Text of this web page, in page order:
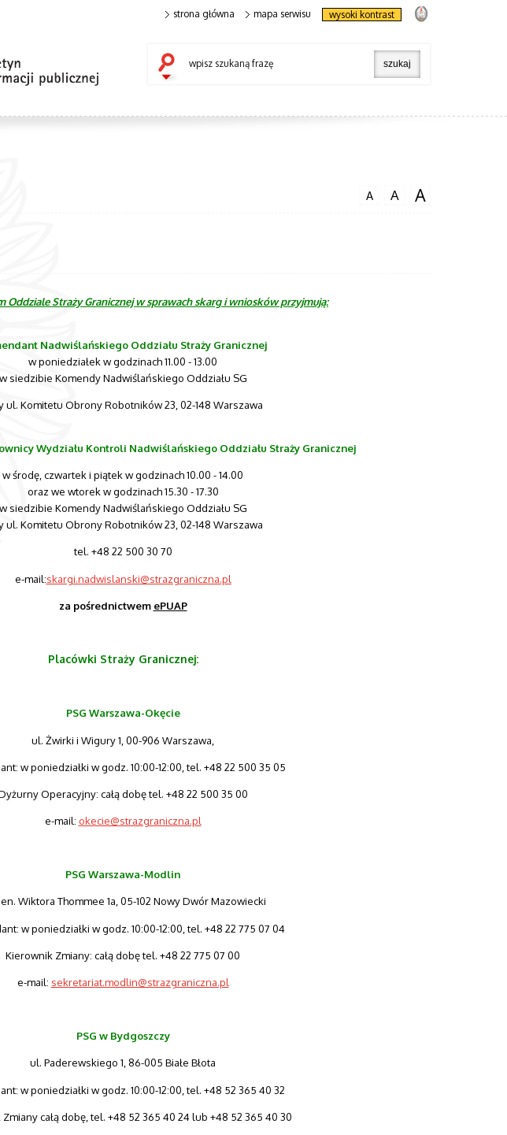
strona główna mapa serwisu wysoki kontrast
wpisz szukaną frazę
A A A
Oddziale Straży Granicznej w sprawach skarg i wniosków przyjmują:
Nadwiślańskiego Oddziału Straży Granicznej
w poniedziałek w godzinach 11.00 - 13.00
w siedzibie Komendy Nadwiślańskiego Oddziału SG
ul. Komitetu Obrony Robotników 23, 02-148 Warszawa
Wydziału Kontroli Nadwiślańskiego Oddziału Straży Granicznej
w środę, czwartek i piątek w godzinach 10.00 - 14.00
oraz we wtorek w godzinach 15.30 - 17.30
w siedzibie Komendy Nadwiślańskiego Oddziału SG
ul. Komitetu Obrony Robotników 23, 02-148 Warszawa
tel. +48 22 500 30 70
e-mail:skargi.nadwislanski@strazgraniczna.pl
za pośrednictwem ePUAP
Placówki Straży Granicznej:
PSG Warszawa-Okęcie
ul. Żwirki i Wigury 1, 00-906 Warszawa,
w poniedziałki w godz. 10:00-12:00, tel. +48 22 500 35 05
Operacyjny: całą dobę tel. +48 22 500 35 00
e-mail: okecie@strazgraniczna.pl
PSG Warszawa-Modlin
Wiktora Thommee 1a, 05-102 Nowy Dwór Mazowiecki
w poniedziałki w godz. 10:00-12:00, tel. +48 22 775 07 04
Kierownik Zmiany: całą dobę tel. +48 22 775 07 00
e-mail: sekretariat.modlin@strazgraniczna.pl
PSG w Bydgoszczy
ul. Paderewskiego 1, 86-005 Białe Błota
w poniedziałki w godz. 10:00-12:00, tel. +48 52 365 40 32
całą dobę, tel. +48 52 365 40 24 lub +48 52 365 40 30